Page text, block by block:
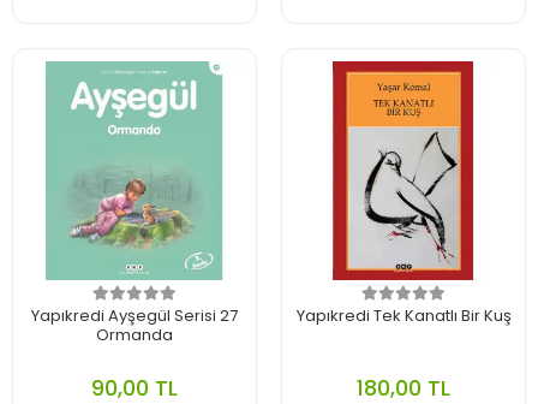
Yapıkredi Ayşegül Serisi 27
Ormanda
90,00 TL
Yapıkredi Tek Kanatlı Bir Kuş
180,00 TL